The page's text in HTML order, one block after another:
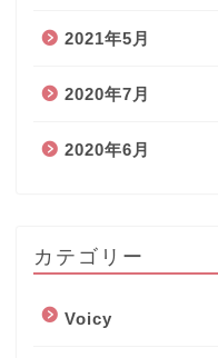
2021年5月
2020年7月
2020年6月
カテゴリー
Voicy